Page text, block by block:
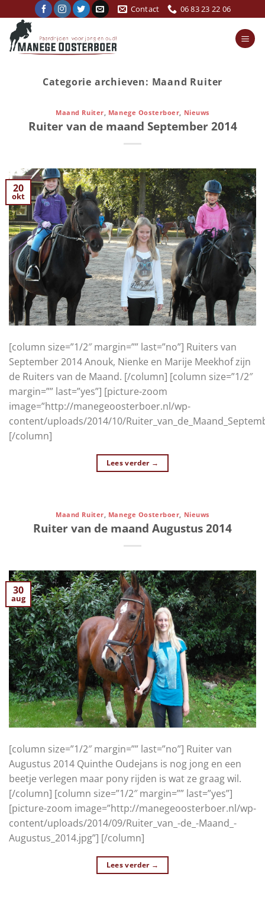
naar
inhoud
Contact 06 83 23 22 06
Categorie archieven: Maand Ruiter
Maand Ruiter, Manege Oosterboer, Nieuws
Ruiter van de maand September 2014
20
okt
[column size=”1/2″ margin=”” last=”no”] Ruiters van
September 2014 Anouk, Nienke en Marije Meekhof zijn
de Ruiters van de Maand. [/column] [column size=”1/2″
margin=”” last=”yes”] [picture-zoom
image=”http://manegeoosterboer.nl/wp-
content/uploads/2014/10/
[/column]
Lees verder →
Maand Ruiter Manege Oosterboer Nieuws
Ruiter van de maand Augustus 2014
30
aug
[column size=”1/2″ margin=”” last=”no”] Ruiter van
Augustus 2014 Quinthe Oudejans is nog jong en een
beetje verlegen maar pony rijden is wat ze graag wil.
[/column] [column size=”1/2″ margin=”” last=”yes”]
[picture-zoom image=”http://manegeoosterboer.nl/wp-
content/uploads/2014/09/Ruiter_van_-de_-Maand_-
Augustus_2014.jpg”] [/column]
Lees verder →